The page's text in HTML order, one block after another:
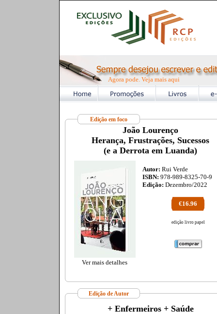
Agora pode. Veja mais aqui
Edição em foco
João Lourenço
Herança, Frustrações, Sucessos
(e a Derrota em Luanda)
Autor: Rui Verde
ISBN: 978-989-8325-70-9
Edição: Dezembro/2022
€16.96
edição livro papel
Ver mais detalhes
Edição de Autor
+ Enfermeiros + Saúde